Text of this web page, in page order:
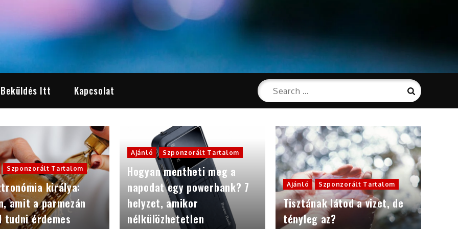
Itt Kapcsolat
Search
for:
Search
Szponzorált Tartalom
királya:
amit a parmezán
érdemes
Ajánló Szponzorált Tartalom
Hogyan mentheti meg a
napodat egy powerbank? 7
helyzet, amikor
nélkülözhetetlen
Ajánló Szponzorált Tartalom
Tisztának látod a vizet, de
tényleg az?